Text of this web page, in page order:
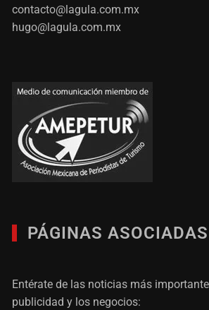
contacto@lagula.com.mx
hugo@lagula.com.mx
PÁGINAS ASOCIADAS
Entérate de las noticias más
publicidad y los negocios: